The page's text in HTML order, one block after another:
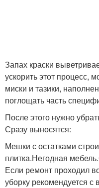
Запах краски
ускорить этот процесс,
миски и тазики,
поглощать часть
После этого нужно
Сразу выносятся:
Мешки с остатками
плитка.Негодная
Если ремонт проходил
уборку рекомендуется с